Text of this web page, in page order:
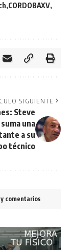
CORDOBAXV
SIGUIENTE
Steve
una
a su
técnico
comentarios